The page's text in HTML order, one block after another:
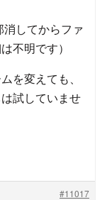
してからファ
不明です）
を変えても、
試していませ
#11017